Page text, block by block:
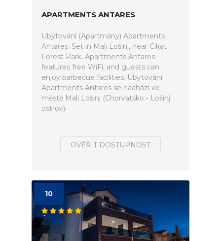
APARTMENTS ANTARES
Ubytování (Apartmány) Apartments
Antares. Set in Mali Lošinj, near Cikat
Forest Park, Apartments Antares
features free WiFi, and guests can
enjoy barbecue facilities. Ubytování
Apartments Antares se nachází ve
městě Mali Lošinj (Chorvatsko - Lošinj
ostrov).
OVĚŘIT DOSTUPNOST
10